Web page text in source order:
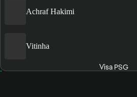
Achraf Hakimi
Vitinha
Visa PSG